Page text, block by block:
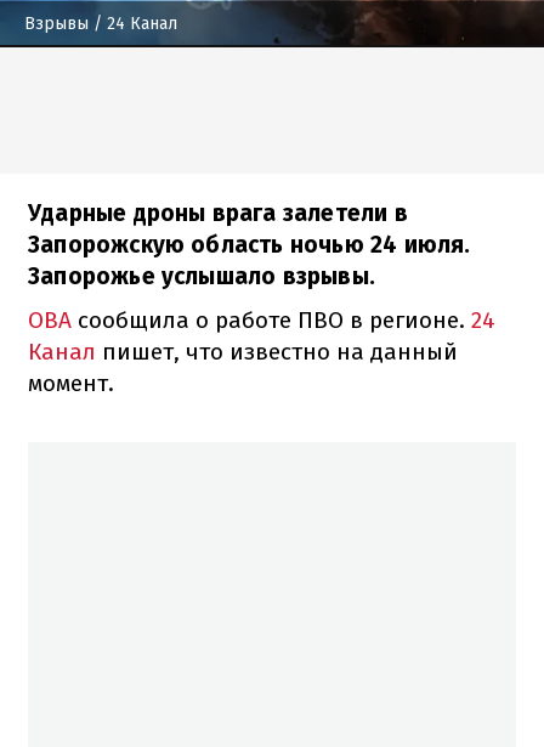
Взрывы / 24 Канал
Ударные дроны врага залетели в
Запорожскую область ночью 24 июля.
Запорожье услышало взрывы.
ОВА сообщила о работе ПВО в регионе. 24
Канал пишет, что известно на данный
момент.